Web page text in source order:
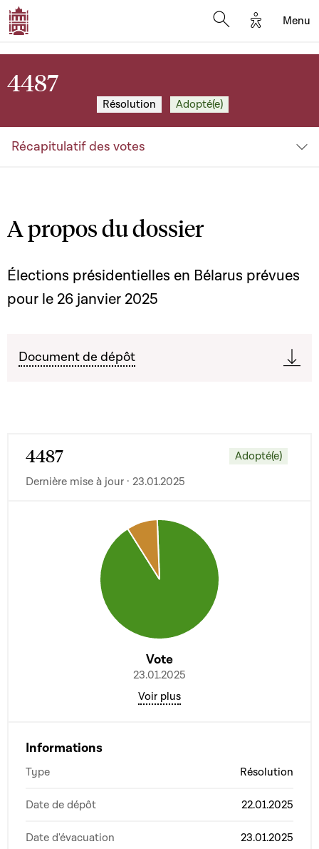
Options
Menu
4487
Résolution Adopté(e)
Récapitulatif des votes
A propos du dossier
Élections présidentielles en Bélarus prévues
pour le 26 janvier 2025
Document de dépôt
4487
Adopté(e)
Dernière mise à jour · 23.01.2025
Vote
23.01.2025
Voir plus
Informations
Type Résolution
Date de dépôt 22.01.2025
Date d'évacuation 23.01.2025